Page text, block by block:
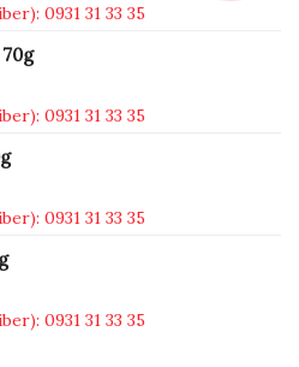
0931 31 33 35
0931 31 33 35
0931 31 33 35
0931 31 33 35